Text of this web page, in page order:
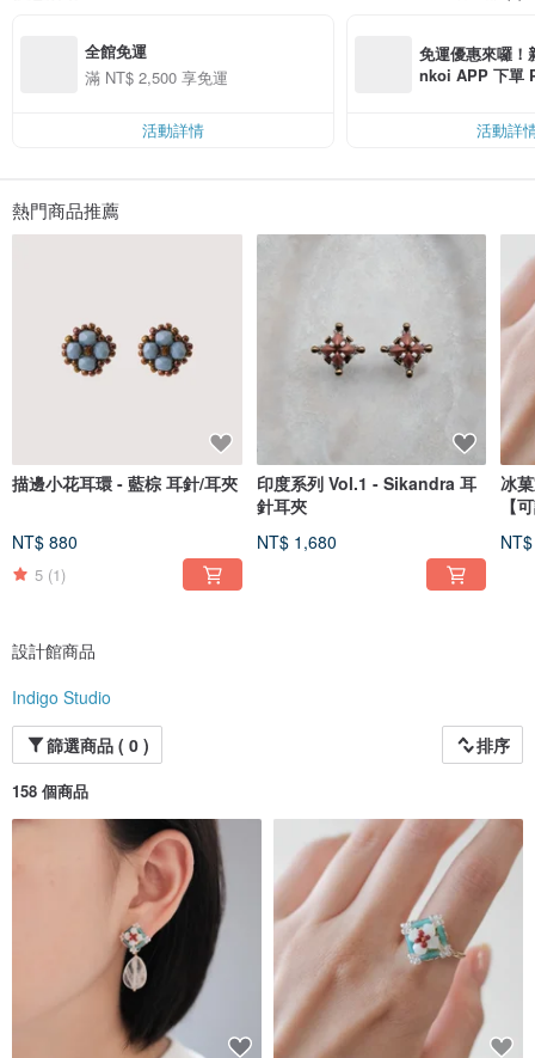
我們的設計理念：
Indigo Studio 的設計由許多材料組成，例如黃銅、窯燒玻璃、壓克力，甚至是一
設計。我認為這些創作符合現代女性的一些特質：某種程度上內斂卻又同時外
向；最重要的是，她們都是獨一無二的。我希望每位佩戴 Indigo Studio 飾品的顧
全館免運
滿 NT$ 2,500 享免運
活動詳情
免運優惠來囉
nkoi APP 下單
活動詳
熱門商品推薦
描邊小花耳環 - 藍棕 耳針/耳夾
NT$ 880
5 (1)
印度系列 Vol.1 - Sikandra 耳
針耳夾
NT$ 1,680
冰
【
設計館商品
Indigo Studio
篩選商品 ( 0 )
排序
158 個商品